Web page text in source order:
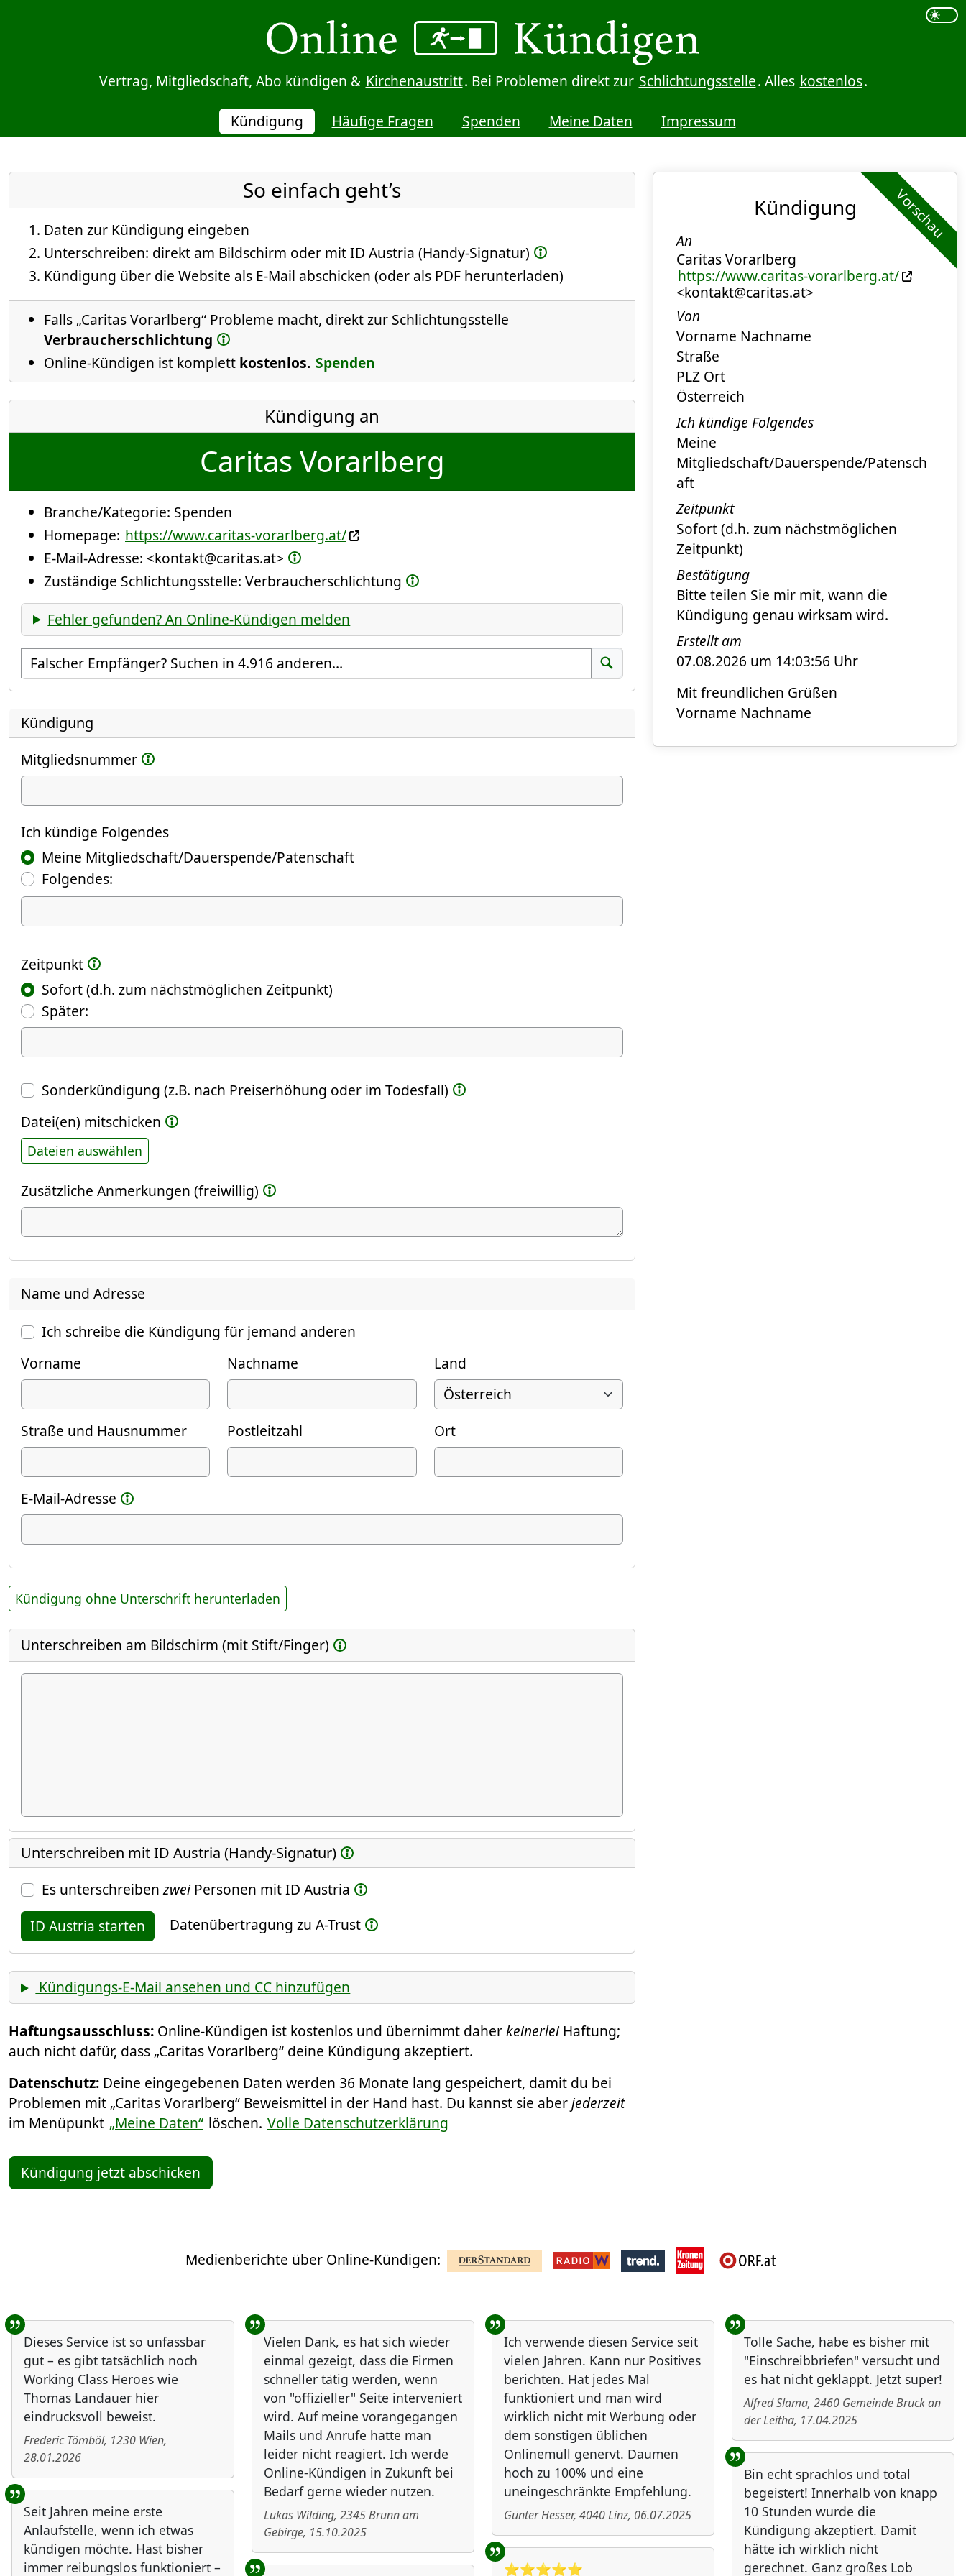
Vertrag, Mitgliedschaft, Abo kündigen & Kirchenaustritt. Bei Problemen direkt zur Schlichtungsstelle. Alles kostenlos.
Kündigung Häufige Fragen Spenden Meine Daten Impressum
So einfach geht’s
Daten zur Kündigung eingeben
Unterschreiben: direkt am Bildschirm oder mit ID Austria (Handy-Signatur)
Kündigung über die Website als E-Mail abschicken (oder als PDF herunterladen)
Falls „Caritas Vorarlberg“ Probleme macht, direkt zur Schlichtungsstelle
Verbraucherschlichtung
Online-Kündigen ist komplett kostenlos. Spenden
Kündigung an
Caritas Vorarlberg
Branche/Kategorie: Spenden
Homepage: https://www.caritas-vorarlberg.at/
E-Mail-Adresse: <kontakt@caritas.at>
Zuständige Schlichtungsstelle: Verbraucherschlichtung
Fehler gefunden? An Online-Kündigen melden
Empfänger suchen
Suchen
Kündigung
Mitgliedsnummer
Ich kündige
Ich kündige Folgendes
Meine Mitgliedschaft/Dauerspende/Patenschaft
Folgendes:
Ich kündige Folgendes
Zeitpunkt
Sofort (d.h. zum nächstmöglichen Zeitpunkt)
Später:(Fokus springt automatisch ins nächste Feld)
Datum
Sonderkündigung (z.B. nach Preiserhöhung oder im Todesfall)
Datei(en) mitschicken
Dateien auswählen
Zusätzliche Anmerkungen (freiwillig)
Name und Adresse
Ich schreibe die Kündigung für jemand anderen
Vorname
Nachname Land
Straße und Hausnummer Postleitzahl Ort
E-Mail-Adresse
Kündigung ohne Unterschrift herunterladen
Unterschreiben am Bildschirm (mit Stift/Finger)
Unterschreiben mit ID Austria (Handy-Signatur)
Es unterschreibenzweiPersonen mit ID Austria
ID Austria starten
Datenübertragung zu A-Trust
Kündigungs-E-Mail ansehen und CC hinzufügen
Haftungsausschluss: Online-Kündigen ist kostenlos und übernimmt daherkeinerlei Haftung;
auch nicht dafür, dass „Caritas Vorarlberg“ deine Kündigung akzeptiert.
Datenschutz: Deine eingegebenen Daten werden 36 Monate lang gespeichert, damit du bei
Problemen mit „Caritas Vorarlberg“ Beweismittel in der Hand hast. Du kannst sie aberjederzeit
im Menüpunkt „Meine Daten“ löschen. Volle Datenschutzerklärung
Kündigung jetzt abschicken
Vorschau
Kündigung
An
Caritas Vorarlberg
https://www.caritas-vorarlberg.at/
<kontakt@caritas.at>
Von
Vorname Nachname
Straße
PLZ Ort
Österreich
Ich kündige Folgendes
Meine
Mitgliedschaft/Dauerspende/Patensch
aft
Zeitpunkt
Sofort (d.h. zum nächstmöglichen
Zeitpunkt)
Bestätigung
Bitte teilen Sie mir mit, wann die
Kündigung genau wirksam wird.
Erstellt am
07.08.2026 um 14:03:56 Uhr
Mit freundlichen Grüßen
Vorname Nachname
Medienberichte über Online-Kündigen:
Benutzer-Rückmeldungen
Dieses Service ist so unfassbar
gut – es gibt tatsächlich noch
Working Class Heroes wie
Thomas Landauer hier
eindrucksvoll beweist.
Frederic Tömböl, 1230 Wien,
28.01.2026
Vielen Dank, es hat sich wieder
einmal gezeigt, dass die Firmen
schneller tätig werden, wenn
von "offizieller" Seite interveniert
wird. Auf meine vorangegangen
Mails und Anrufe hatte man
leider nicht reagiert. Ich werde
Online-Kündigen in Zukunft bei
Bedarf gerne wieder nutzen.
Lukas Wilding, 2345Brunn am
Gebirge, 15.10.2025
Ich verwende diesen Service seit
vielen Jahren. Kann nur Positives
berichten. Hat jedes Mal
funktioniert und man wird
wirklich nicht mit Werbung oder
dem sonstigen üblichen
Onlinemüll genervt. Daumen
hoch zu 100% und eine
uneingeschränkte Empfehlung.
Günter Hesser, 4040Linz, 06.07.2025
Tolle Sache, habe es bisher mit
"Einschreibbriefen" versucht und
es hat nicht geklappt. Jetzt super!
Alfred Slama, 2460 Gemeinde Bruck an
der Leitha, 17.04.2025
Bin echt sprachlos und total
begeistert! Innerhalb von knapp
10 Stunden wurde die
Kündigung akzeptiert. Damit
hätte ich wirklich nicht
gerechnet. Ganz großes Lob
Seit Jahren meine erste
Anlaufstelle, wenn ich etwas
kündigen möchte. Hast bisher
immer reibungslos funktioniert –
⭐️⭐️⭐️⭐️⭐️